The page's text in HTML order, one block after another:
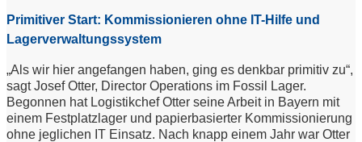
Primitiver Start: Kommissionieren ohne IT-Hilfe und
Lagerverwaltungssystem
„Als wir hier angefangen haben, ging es denkbar primitiv zu“,
sagt Josef Otter, Director Operations im Fossil Lager.
Begonnen hat Logistikchef Otter seine Arbeit in Bayern mit
einem Festplatzlager und papierbasierter Kommissionierung
ohne jeglichen IT Einsatz. Nach knapp einem Jahr war Otter